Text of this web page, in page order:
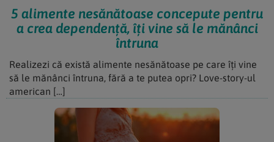
5 alimente nesănătoase concepute pentru
a crea dependență, îți vine să le mănânci
întruna
Realizezi că există alimente nesănătoase pe care îți vine
să le mănânci întruna, fără a te putea opri? Love-story-ul
american […]